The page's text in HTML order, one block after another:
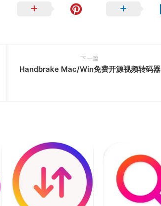
下一篇
Handbrake Mac/Win免费开源视频转码器